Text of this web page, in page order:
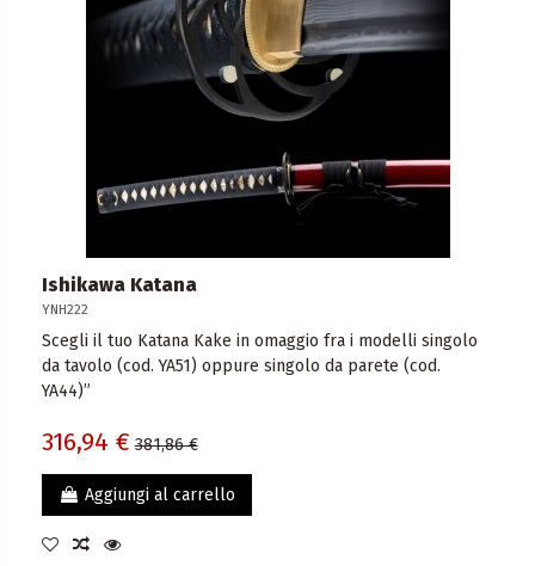
Ishikawa Katana
YNH222
Scegli il tuo Katana Kake in omaggio fra i modelli singolo
da tavolo (cod. YA51) oppure singolo da parete (cod.
YA44)”
316,94 € 381,86 €
Aggiungi al carrello